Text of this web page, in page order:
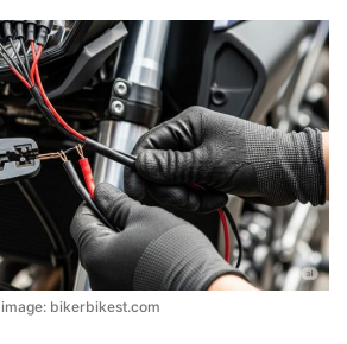
image: bikerbikest.com